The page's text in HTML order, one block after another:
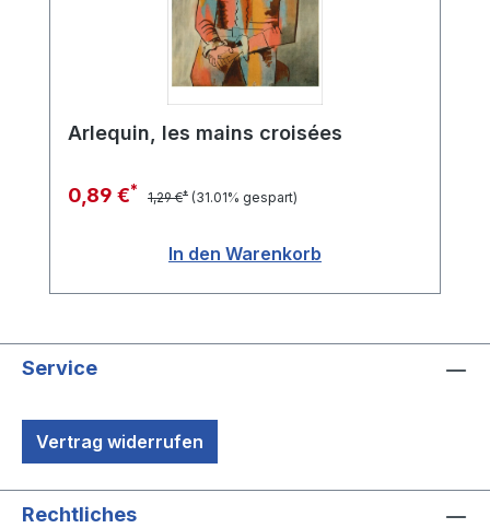
Arlequin, les mains croisées
0,89 €* 1,29 €* (31.01% gespart)
In den Warenkorb
Service
Vertrag widerrufen
Rechtliches